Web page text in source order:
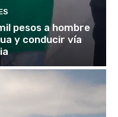
pesos a hombre
y conducir vía